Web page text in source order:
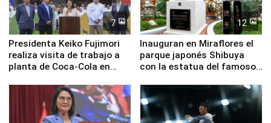
7
Presidenta Keiko Fujimori
realiza visita de trabajo a
planta de Coca-Cola en
12
Inauguran en Miraflores el
parque japonés Shibuya
con la estatua del famoso